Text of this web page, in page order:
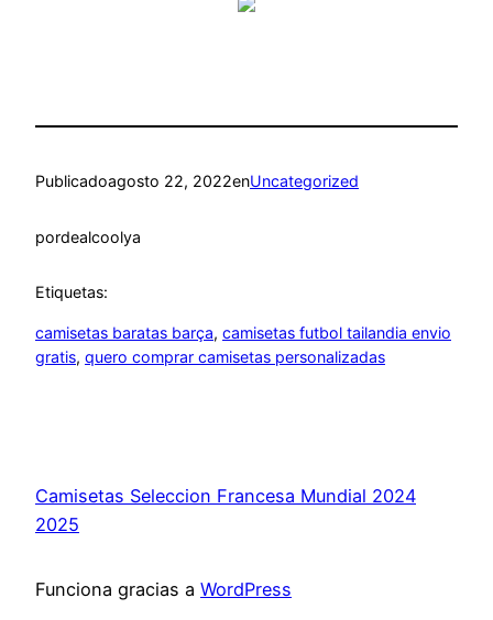
Publicadoagosto 22, 2022enUncategorized
pordealcoolya
Etiquetas:
camisetas baratas barça, camisetas futbol tailandia envio
gratis, quero comprar camisetas personalizadas
Camisetas Seleccion Francesa Mundial 2024
2025
Funciona gracias a WordPress